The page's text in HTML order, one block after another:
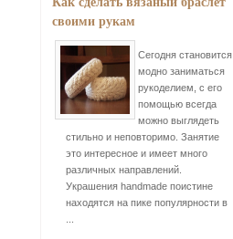
своими рукам
Сегодня становится
модно заниматься
рукоделием, с его
помощью всегда
можно выглядеть
стильно и неповторимо. Занятие
это интересное и имеет много
различных направлений.
Украшения handmade поистине
находятся на пике популярности в